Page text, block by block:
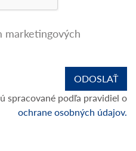
marketingových
spracované podľa pravidiel o
ochrane osobných údajov.